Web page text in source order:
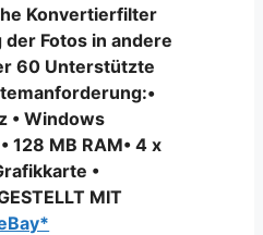
Konvertierfilter
Fotos in andere
60 Unterstützte
• Windows
128 MB RAM• 4 x
•
MIT